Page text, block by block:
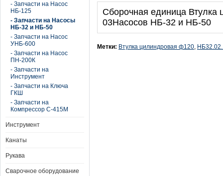
- Запчасти на Насос
НБ-125
- Запчасти на Насосы
НБ-32 и НБ-50
- Запчасти на Насос
УНБ-600
- Запчасти на Насос
ПН-200К
- Запчасти на
Инструмент
- Запчасти на Ключа
ГКШ
- Запчасти на
Компрессор С-415М
Инструмент
Канаты
Рукава
Сварочное оборудование
Сборочная единица
03Насосов НБ-32 и НБ-50
Метки: Втулка цилиндровая ф120,